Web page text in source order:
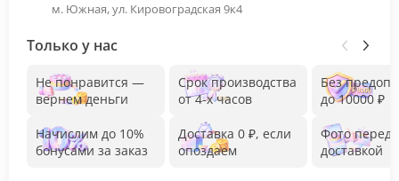
м. Южная, ул. Кировоградская 9к4
Только у нас
Не понравится —
вернем деньги
Начислим до 10%
бонусами за заказ
Срок производства
от 4-х часов
Доставка 0 ₽, если
опоздаем
Без
до 10000 ₽
Фото перед
доставкой